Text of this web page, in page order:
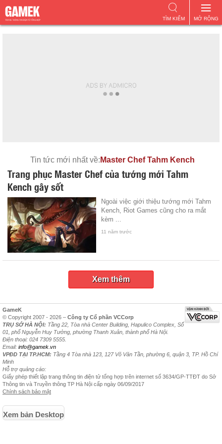
MỞ RỘNG
TÌM KIẾM
Tin tức mới nhất về: Master Chef Tahm Kench
Trang phục Master Chef của tướng mới Tahm
Kench gây sốt
Ngoài việc giới thiệu tướng mới Tahm
Kench, Riot Games cũng cho ra mắt
kèm ...
11 năm trước
Xem thêm
GameK
© Copyright 2007 - 2026 – Công ty Cổ phần VCCorp
TRỤ SỞ HÀ NỘI: Tầng 22, Tòa nhà Center Building, Hapulico Complex, Số
01, phố Nguyễn Huy Tưởng, phường Thanh Xuân, thành phố Hà Nội.
Điện thoại: 024 7309 5555.
Email: info@gamek.vn
VPĐD TẠI TP.HCM: Tầng 4 Tòa nhà 123, 127 Võ Văn Tần, phường 6, quận 3, TP. Hồ Chí
Minh
Hỗ trợ quảng cáo:
Giấy phép thiết lập trang thông tin điện tử tổng hợp trên internet số 3634/GP-TTĐT do Sở
Thông tin và Truyền thông TP Hà Nội cấp ngày 06/09/2017
Chính sách bảo mật
Xem bản Desktop